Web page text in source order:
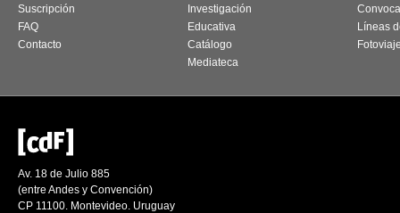
Suscripción
FAQ
Contacto
Investigación
Educativa
Catálogo
Mediateca
Líneas
Av. 18 de Julio 885
(entre Andes y Convención)
CP 11100. Montevideo. Uruguay